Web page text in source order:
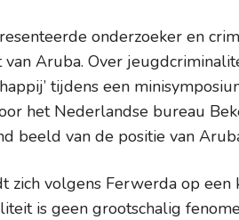
onderzoeker en
van Aruba. Over
tijdens een
het Nederlandse bureau
beeld van de positie van
zich volgens Ferwerda op
is geen grootschalig